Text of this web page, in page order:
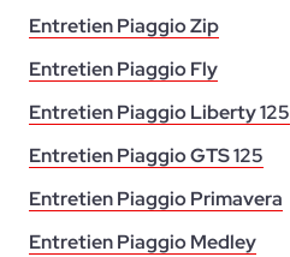
Entretien Piaggio Zip
Entretien Piaggio Fly
Entretien Piaggio Liberty 125
Entretien Piaggio GTS 125
Entretien Piaggio Primavera
Entretien Piaggio Medley